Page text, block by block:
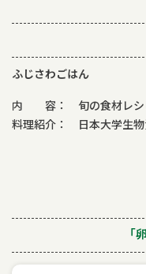
ふじさわごはん
内 容： 旬の食材レシ
料理紹介： 日本大学生物
「